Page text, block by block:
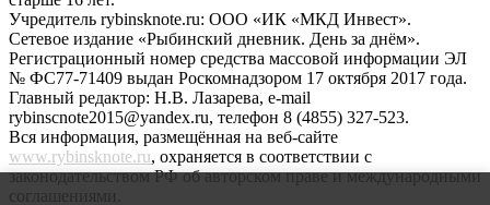
Учредитель rybinsknote.ru: ООО «ИК «МКД Инвест».
Сетевое издание «Рыбинский дневник. День за днём».
Регистрационный номер средства массовой информации ЭЛ
№ ФС77-71409 выдан Роскомнадзором 17 октября 2017 года.
Главный редактор: Н.В. Лазарева, e-mail
rybinscnote2015@yandex.ru, телефон 8 (4855) 327-523.
Вся информация, размещённая на веб-сайте
www.rybinsknote.ru, охраняется в соответствии с
законодательством РФ об авторском праве и международными
соглашениями.